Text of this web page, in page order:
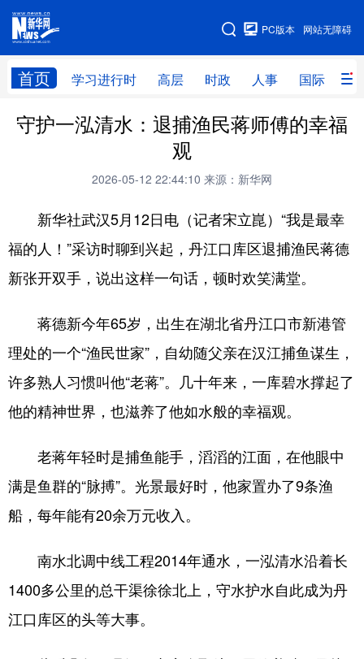
网站无障碍
PC版本
首页 学习进行时 高层 时政 人事 国际 财
网站地图
学习进行时 高层 时政 人事
全球连线
科技 科创 量子 体育
文化 书画 健康 军事
法律 中央文件 金融 汽车
食品 人居 信息化 数字经济
学术中国 乡村振兴 银龄 溯源中国
彩票 娱乐 时尚 悦读
公益 一带一路 亚太网 上市公司
地方频道
北京 天津
守护一泓清水：退捕渔民蒋师傅的幸福
观
2026-05-12 22:44:10 来源：新华网
新华社武汉5月12日电（记者宋立崑）“我是最幸
福的人！”采访时聊到兴起，丹江口库区退捕渔民蒋德
新张开双手，说出这样一句话，顿时欢笑满堂。
蒋德新今年65岁，出生在湖北省丹江口市新港管
理处的一个“渔民世家”，自幼随父亲在汉江捕鱼谋生，
许多熟人习惯叫他“老蒋”。几十年来，一库碧水撑起了
他的精神世界，也滋养了他如水般的幸福观。
老蒋年轻时是捕鱼能手，滔滔的江面，在他眼中
满是鱼群的“脉搏”。光景最好时，他家置办了9条渔
船，每年能有20余万元收入。
南水北调中线工程2014年通水，一泓清水沿着长
1400多公里的总干渠徐徐北上，守水护水自此成为丹
江口库区的头等大事。